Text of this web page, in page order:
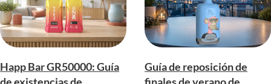
Happ Bar GR50000: Guía
Guía de reposición de